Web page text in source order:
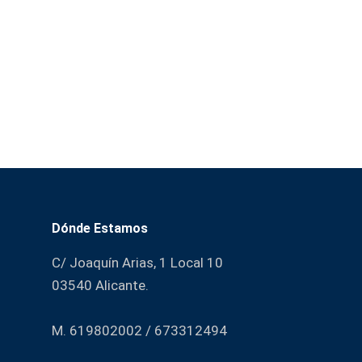
Dónde Estamos
C/ Joaquín Arias, 1 Local 10
03540 Alicante.
M. 619802002 / 673312494